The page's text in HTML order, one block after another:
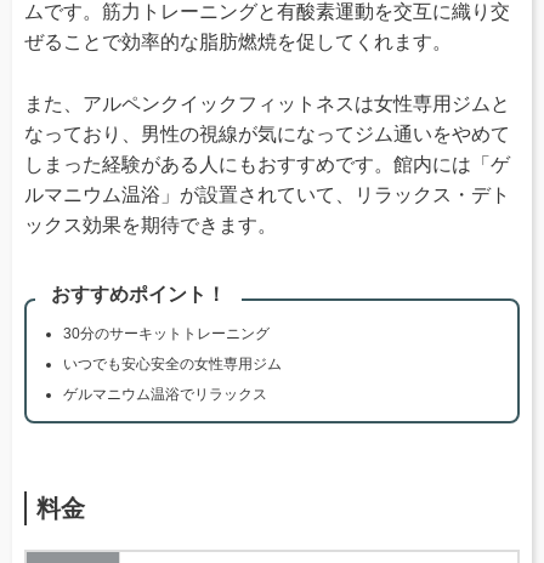
ムです。筋力トレーニングと有酸素運動を交互に織り交
ぜることで効率的な脂肪燃焼を促してくれます。
また、アルペンクイックフィットネスは女性専用ジムと
なっており、男性の視線が気になってジム通いをやめて
しまった経験がある人にもおすすめです。館内には「ゲ
ルマニウム温浴」が設置されていて、リラックス・デト
ックス効果を期待できます。
おすすめポイント！
30分のサーキットトレーニング
いつでも安心安全の女性専用ジム
ゲルマニウム温浴でリラックス
料金